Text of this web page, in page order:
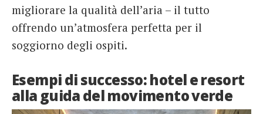
migliorare la qualità dell’aria – il tutto
offrendo un’atmosfera perfetta per il
soggiorno degli ospiti.
Esempi di successo: hotel e resort
alla guida del movimento verde